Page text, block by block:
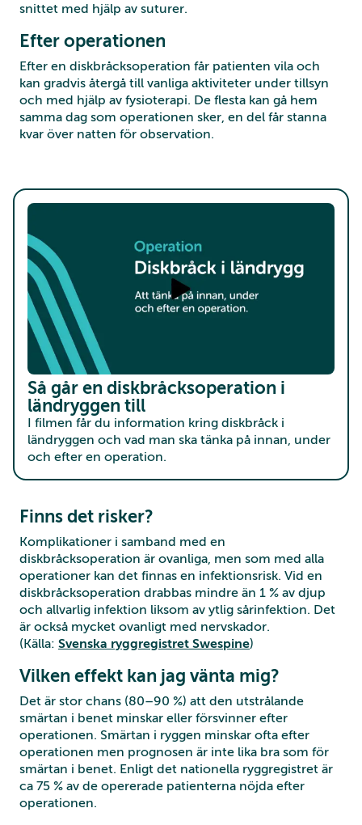
snittet med hjälp av suturer.
Efter operationen
Efter en diskbråcksoperation får patienten vila och
kan gradvis återgå till vanliga aktiviteter under tillsyn
och med hjälp av fysioterapi. De flesta kan gå hem
samma dag som operationen sker, en del får stanna
kvar över natten för observation.
Så går en diskbråcksoperation i
ländryggen till
I filmen får du information kring diskbråck i
ländryggen och vad man ska tänka på innan, under
och efter en operation.
Finns det risker?
Komplikationer i samband med en
diskbråcksoperation är ovanliga, men som med alla
operationer kan det finnas en infektionsrisk. Vid en
diskbråcksoperation drabbas mindre än 1 % av djup
och allvarlig infektion liksom av ytlig sårinfektion. Det
är också mycket ovanligt med nervskador.
(Källa: Svenska ryggregistret Swespine)
Vilken effekt kan jag vänta mig?
Det är stor chans (80–90 %) att den utstrålande
smärtan i benet minskar eller försvinner efter
operationen. Smärtan i ryggen minskar ofta efter
operationen men prognosen är inte lika bra som för
smärtan i benet. Enligt det nationella ryggregistret är
ca 75 % av de opererade patienterna nöjda efter
operationen.